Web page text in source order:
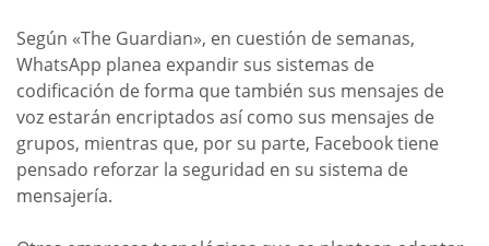
Según «The Guardian», en cuestión de semanas,
WhatsApp planea expandir sus sistemas de
codificación de forma que también sus mensajes de
voz estarán encriptados así como sus mensajes de
grupos, mientras que, por su parte, Facebook tiene
pensado reforzar la seguridad en su sistema de
mensajería.